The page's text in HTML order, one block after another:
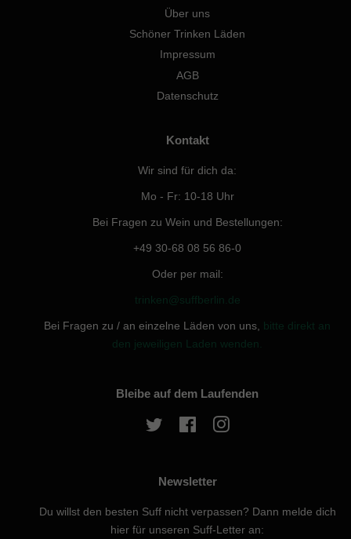
Über uns
Schöner Trinken Läden
Impressum
AGB
Datenschutz
Kontakt
Wir sind für dich da:
Mo - Fr: 10-18 Uhr
Bei Fragen zu Wein und Bestellungen:
+49 30-68 08 56 86-0
Oder per mail:
trinken@suffberlin.de
Bei Fragen zu / an einzelne Läden von uns, bitte direkt an
den jeweiligen Laden wenden.
Bleibe auf dem Laufenden
Twitter Facebook
Newsletter
Du willst den besten Suff nicht verpassen? Dann melde dich
hier für unseren Suff-Letter an: